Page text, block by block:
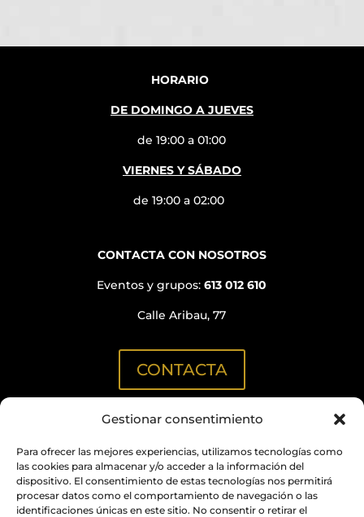
Gestionar consentimiento
Para ofrecer las mejores experiencias, utilizamos tecnologías como
las cookies para almacenar y/o acceder a la información del
dispositivo. El consentimiento de estas tecnologías nos permitirá
procesar datos como el comportamiento de navegación o las
identificaciones únicas en este sitio. No consentir o retirar el
HORARIO
DE DOMINGO A JUEVES
de 19:00 a 01:00
VIERNES Y SÁBADO
de 19:00 a 02:00
CONTACTA CON NOSOTROS
Eventos y grupos: 613 012 610
Calle Aribau, 77
CONTACTA
¿QUIERES INFORMACIÓN CORPORATIVA?
C/ Aribau, 152 (Oficinas BN GRUP)
info@quimicabcn.com